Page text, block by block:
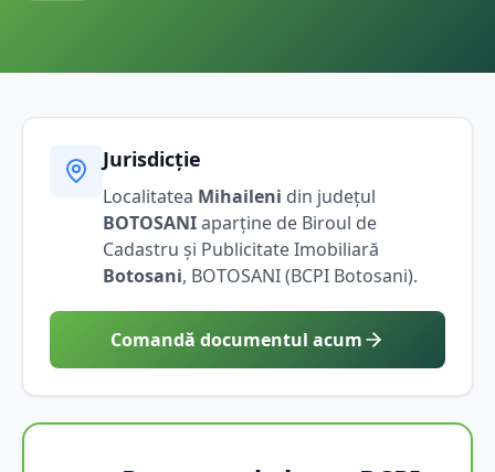
Jurisdicție
Localitatea Mihaileni din județul
BOTOSANIaparține de Biroul de
Cadastru și Publicitate Imobiliară
Botosani, BOTOSANI(BCPI Botosani).
Comandă documentul acum